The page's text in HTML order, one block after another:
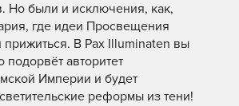
Но были и исключения, как,
где идеи Просвещения
прижиться. В Pax Illuminaten вы
подорвёт авторитет
Империи и будет
реформы из тени!